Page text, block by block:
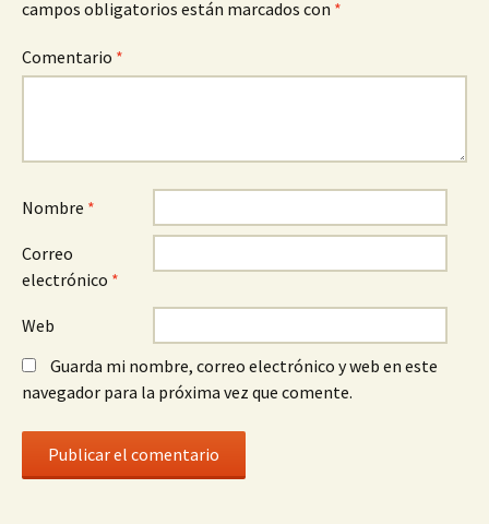
campos obligatorios están marcados con *
Comentario *
Nombre *
Correo
electrónico *
Web
Guarda mi nombre, correo electrónico y web en este
navegador para la próxima vez que comente.